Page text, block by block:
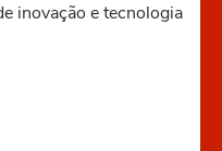
inovação e tecnologia